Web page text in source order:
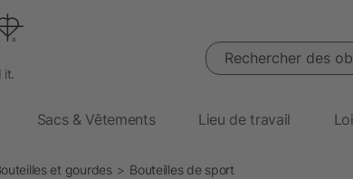
it.
Rechercher des objets
Sacs & Vêtements Lieu de travail
et gourdes Bouteilles de sport